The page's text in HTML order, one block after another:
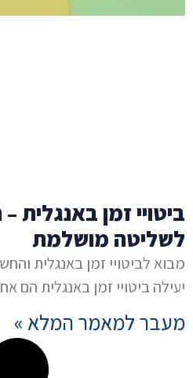
ביטויי זמן
לשליטה מושלמת
מבוא לביטויי זמן באנגלית
יעילה ביטויי זמן באנגלית הם
מעבר למאמר המלא »